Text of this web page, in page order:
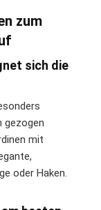
zum
sich die
gezogen
mit
oder Haken.